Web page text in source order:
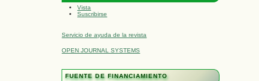
Vista
Suscribirse
Servicio de ayuda de la revista
OPEN JOURNAL SYSTEMS
FUENTE DE FINANCIAMIENTO